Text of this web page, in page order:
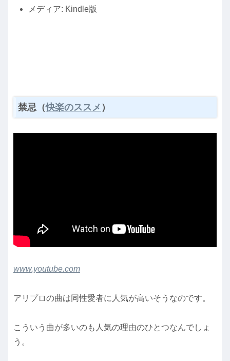
メディア: Kindle版
禁忌（快楽のススメ ）
www.youtube.com
アリプロの曲は同性愛者に人気が高いそうなのです。
こういう曲が多いのも人気の理由のひとつなんでしょ
う。